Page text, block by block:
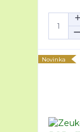
Novinka